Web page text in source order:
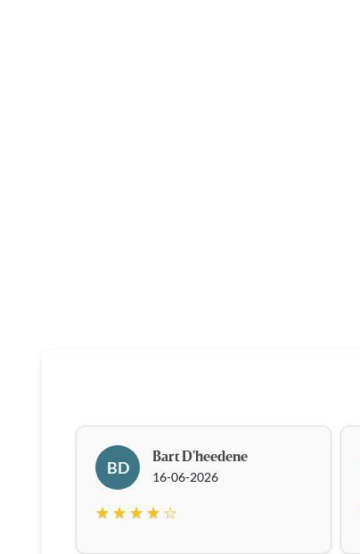
BD
Bart D'heedene
16-06-2026
★ ★ ★ ★ ☆